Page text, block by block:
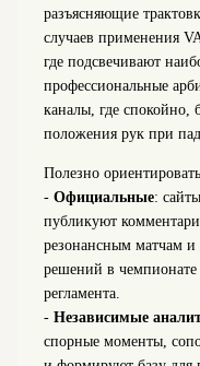
разъясняющие
случаев применения
где подсвечивают
профессиональные
каналы, где спокойно,
положения рук при
Полезно
- Официальные:
публикуют
резонансным матчам и
решений в чемпионате
регламента.
- Независимые
спорные моменты,